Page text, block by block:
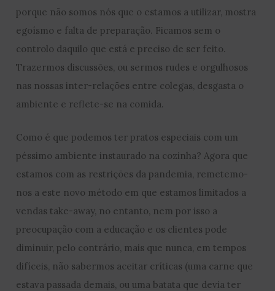
porque não somos nós que o estamos a utilizar, mostra
egoísmo e falta de preparação. Ficamos sem o
controlo daquilo que está e preciso de ser feito.
Trazermos discussões, ou sermos rudes e orgulhosos
nas nossas inter-relações entre colegas, desgasta o
ambiente e reflete-se na comida.
Como é que podemos ter pratos especiais com um
péssimo ambiente instaurado na cozinha? Agora que
estamos com as restrições da pandemia, remetemo-
nos a este novo método em que estamos limitados a
vendas take-away, no entanto, nem por isso a
preocupação com a educação e os clientes pode
diminuir, pelo contrário, mais que nunca, em tempos
difíceis, não sabermos aceitar críticas (uma carne que
estava passada demais, ou uma batata que devia ter